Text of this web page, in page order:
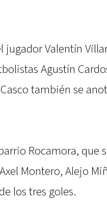
jugador Valentín
Agustín
también se
Rocamora, que
Montero, Alejo
los tres goles.